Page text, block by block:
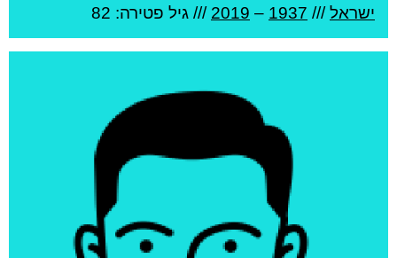
ישראל///
1937
–
2019 /// גיל פטירה: 82